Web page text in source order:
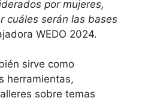
por mujeres,
cuáles serán las bases
WEDO 2024.
sirve como
herramientas,
sobre temas